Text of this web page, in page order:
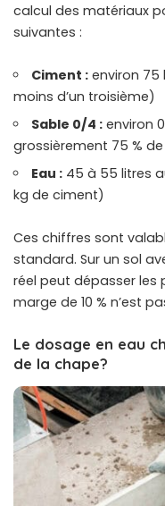
calcul des matériaux
suivantes :
Ciment : environ 75
moins d’un troisième)
Sable 0/4 : environ
grossièrement 75 %
Eau : 45 à 55 litres
kg de ciment)
Ces chiffres sont
standard. Sur un sol
réel peut dépasser les
marge de 10 % n’est
Le dosage en eau
de la chape?